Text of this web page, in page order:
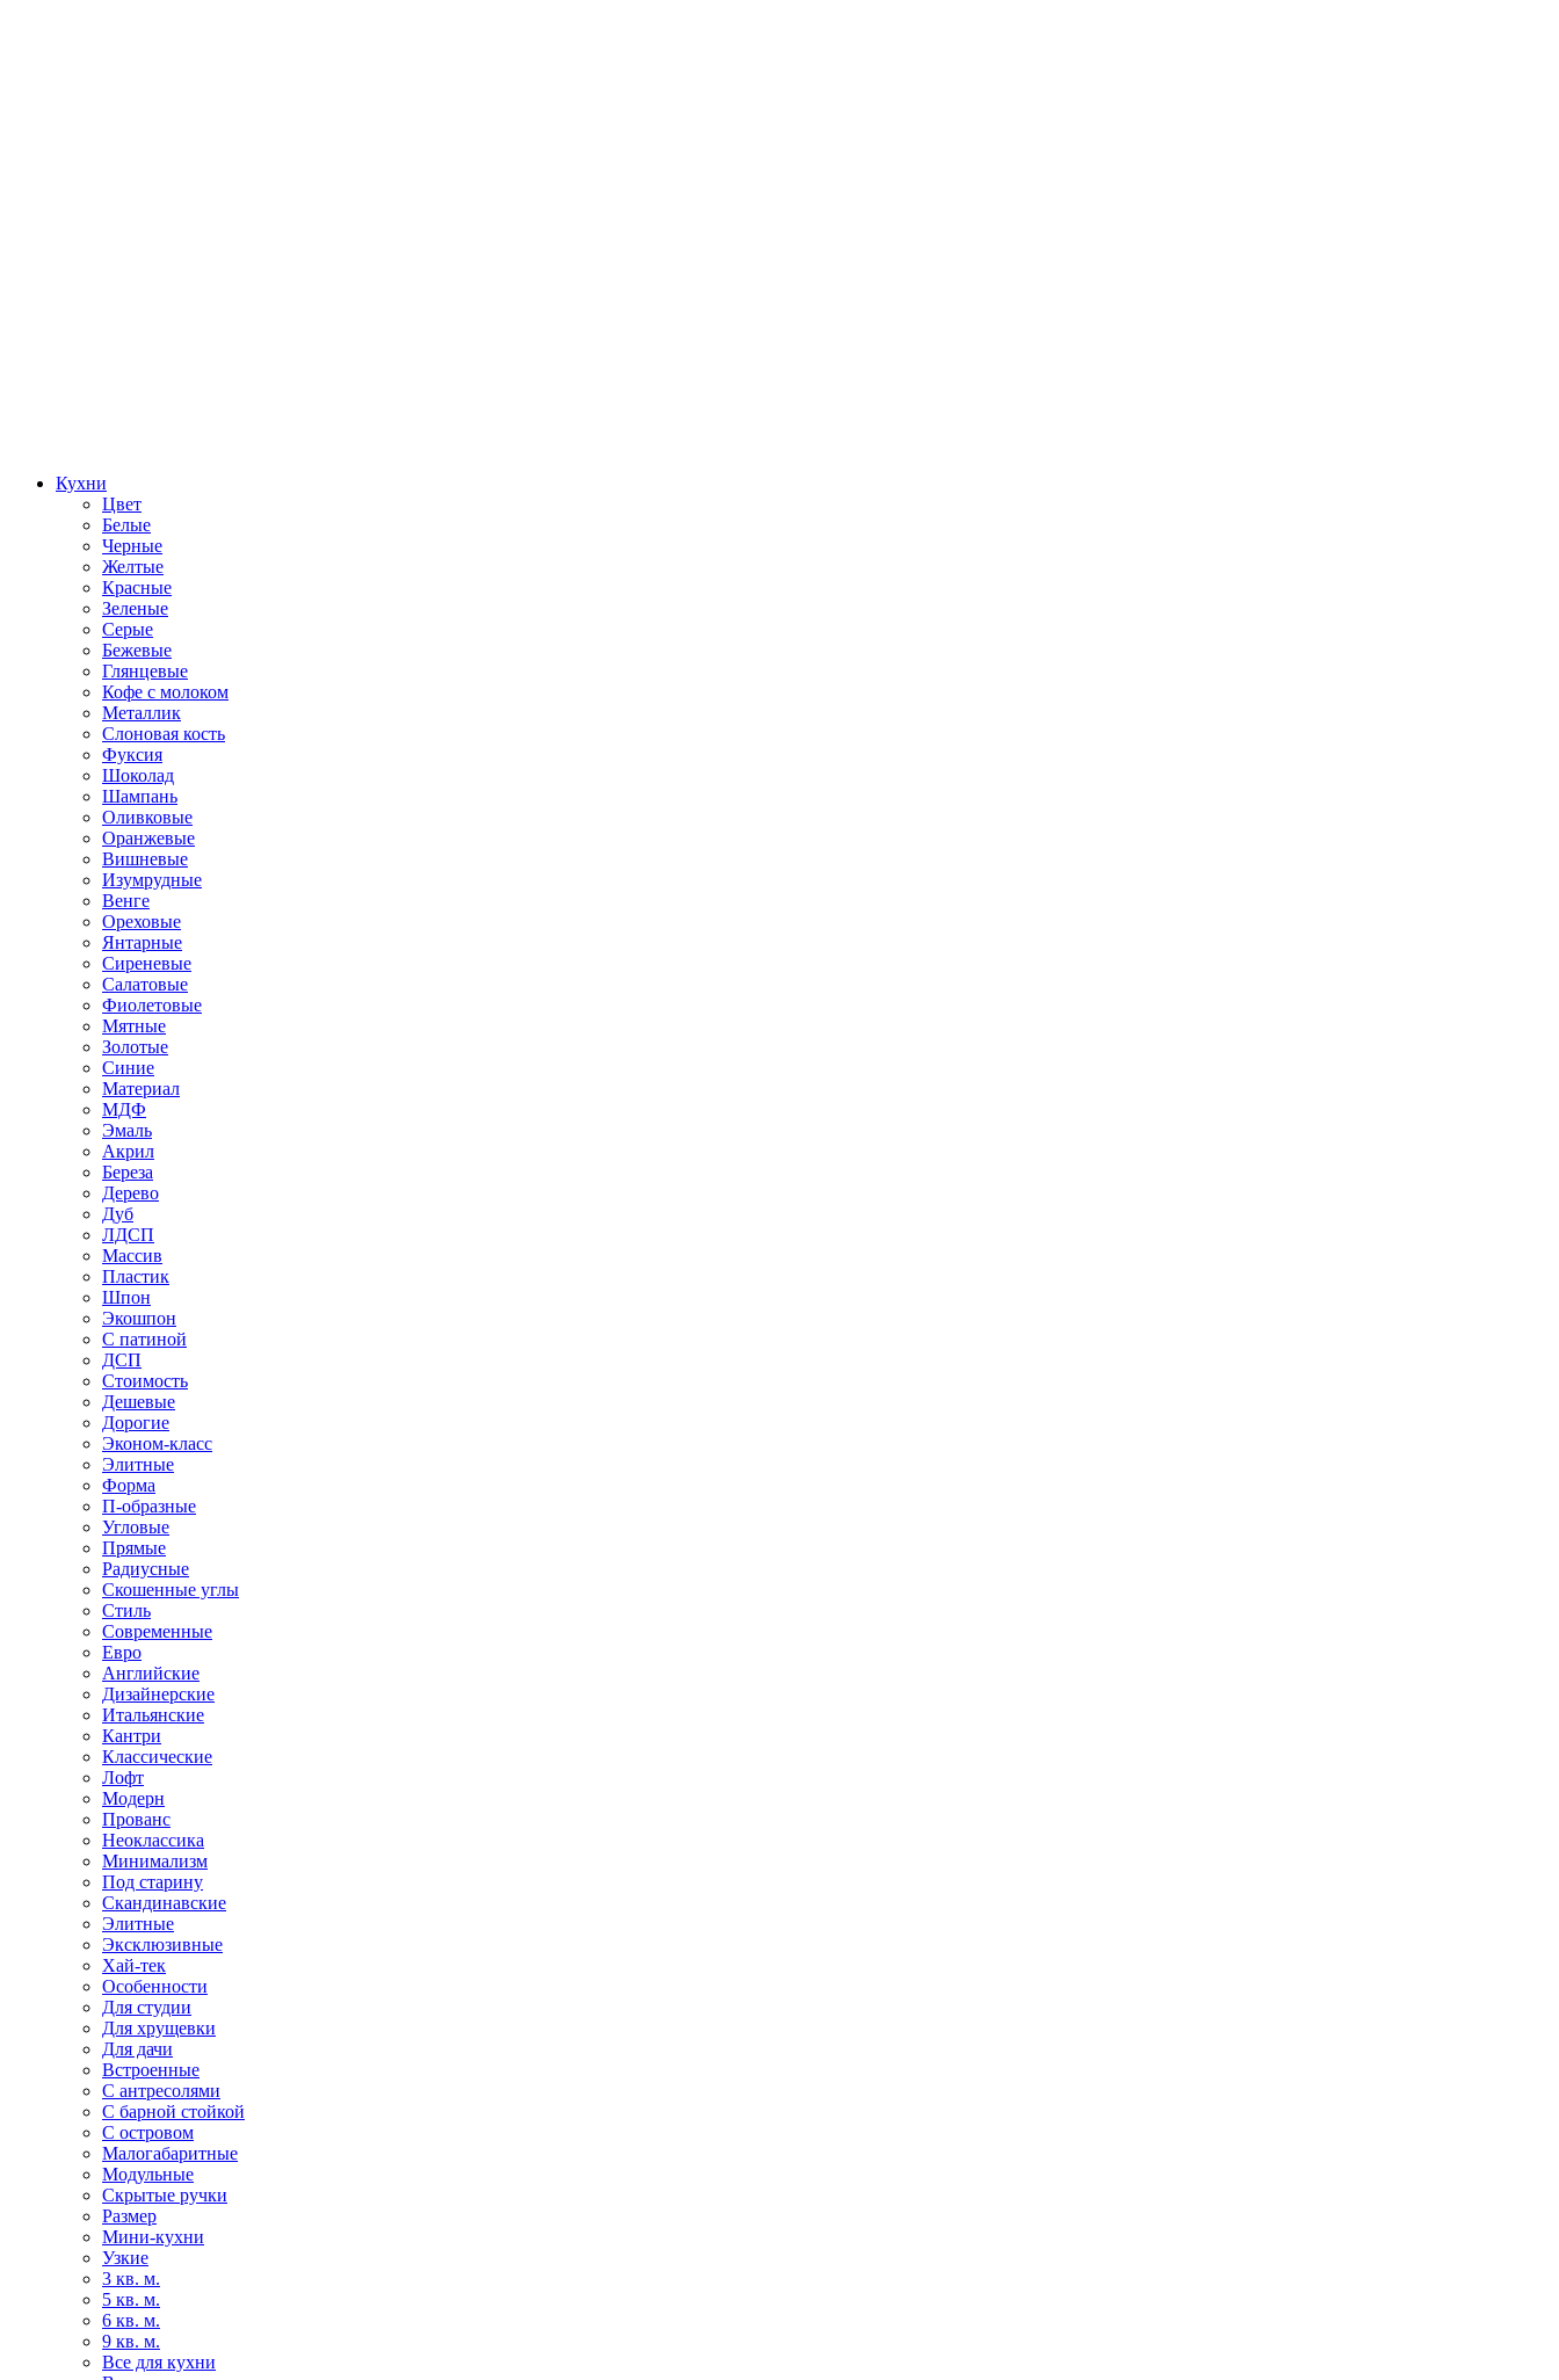
Кухни
Цвет
Белые
Черные
Желтые
Красные
Зеленые
Серые
Бежевые
Глянцевые
Кофе с молоком
Металлик
Слоновая кость
Фуксия
Шоколад
Шампань
Оливковые
Оранжевые
Вишневые
Изумрудные
Венге
Ореховые
Янтарные
Сиреневые
Салатовые
Фиолетовые
Мятные
Золотые
Синие
Материал
МДФ
Эмаль
Акрил
Береза
Дерево
Дуб
ЛДСП
Массив
Пластик
Шпон
Экошпон
С патиной
ДСП
Стоимость
Дешевые
Дорогие
Эконом-класс
Элитные
Форма
П-образные
Угловые
Прямые
Радиусные
Скошенные углы
Стиль
Современные
Евро
Английские
Дизайнерские
Итальянские
Кантри
Классические
Лофт
Модерн
Прованс
Неоклассика
Минимализм
Под старину
Скандинавские
Элитные
Эксклюзивные
Хай-тек
Особенности
Для студии
Для хрущевки
Для дачи
Встроенные
С антресолями
С барной стойкой
С островом
Малогабаритные
Модульные
Скрытые ручки
Размер
Мини-кухни
Узкие
3 кв. м.
5 кв. м.
6 кв. м.
9 кв. м.
Все для кухни